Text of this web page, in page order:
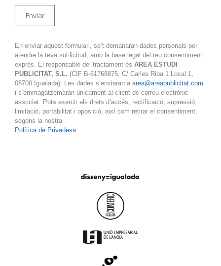
En enviar aquest formulari, se’t demanaran dades personals per
atendre la teva sol·licitud, amb la base legal del teu consentiment
exprés. El responsable del tractament és AREA ESTUDI
PUBLICITAT, S.L. (CIF B-61768875, C/ Carles Riba 1 Local 1,
08700 Igualada). Les dades s’enviaran a area@areapublicitat.com
i s’emmagatzemaran únicament al client de correu electrònic
associat. Pots exercir els drets d’accés, rectificació, supressió,
limitació, portabilitat i oposició, així com retirar el consentiment,
segons la nostra
Política de Privadesa.